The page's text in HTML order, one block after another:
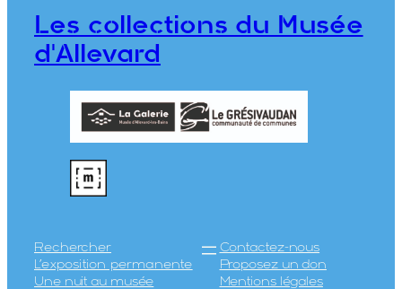
Les collections du Musée
d'Allevard
Rechercher
L’exposition permanente
Une nuit au musée
Contactez-nous
Proposez un don
Mentions légales